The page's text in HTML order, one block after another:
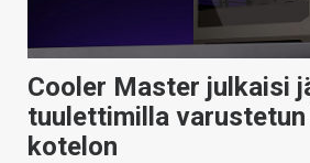
Cooler Master julkaisi
tuulettimilla varustetun
kotelon